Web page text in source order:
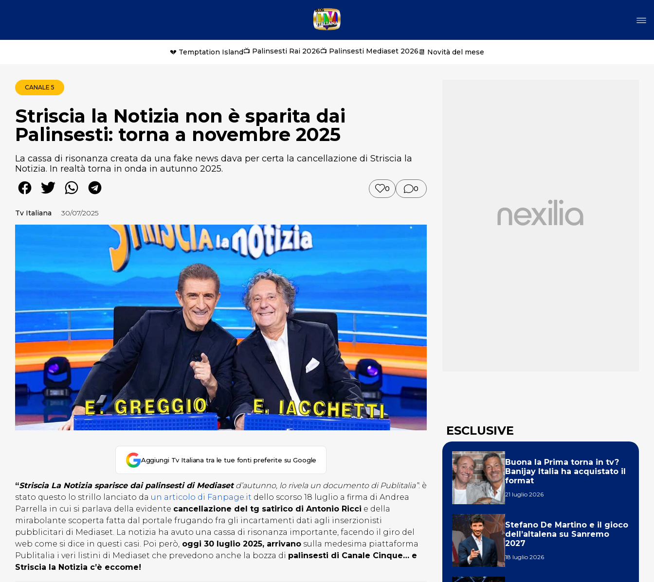
💔 Temptation Island📺 Palinsesti Rai 2026📺 Palinsesti Mediaset 2026📆 Novità del mese
CANALE 5
Striscia la Notizia non è sparita dai
Palinsesti: torna a novembre 2025
La cassa di risonanza creata da una fake news dava per certa la cancellazione di Striscia la
Notizia. In realtà torna in onda in autunno 2025.
0 0
Tv Italiana 30/07/2025
Aggiungi Tv Italiana tra le tue fonti preferite su Google
“Striscia La Notizia sparisce dai palinsesti di Mediasetd’autunno, lo rivela un documento di Publitalia”: è
stato questo lo strillo lanciato da un articolo di Fanpage.it dello scorso 18 luglio a firma di Andrea
Parrella in cui si parlava della evidente cancellazione del tg satirico di Antonio Ricci e della
mirabolante scoperta fatta dal portale frugando fra gli incartamenti dati agli inserzionisti
pubblicitari di Mediaset. La notizia ha avuto una cassa di risonanza importante, facendo il giro del
web come si dice in questi casi. Poi però, oggi 30 luglio 2025, arrivano sulla medesima piattaforma
Publitalia i veri listini di Mediaset che prevedono anche la bozza di palinsesti di Canale Cinque… e
Striscia la Notizia c’è eccome!
ESCLUSIVE
Buona la Prima torna in tv?
Banijay Italia ha acquistato il
format
21 luglio 2026
Stefano De Martino e il gioco
dell’altalena su Sanremo
2027
18 luglio 2026